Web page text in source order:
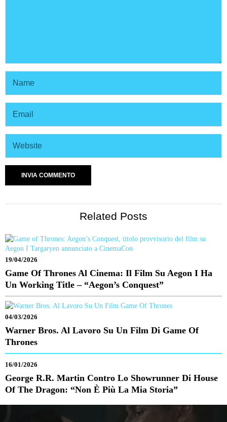
Related Posts
19/04/2026
Game Of Thrones Al Cinema: Il Film Su Aegon I Ha
Un Working Title – “Aegon’s Conquest”
04/03/2026
Warner Bros. Al Lavoro Su Un Film Di Game Of
Thrones
16/01/2026
George R.R. Martin Contro Lo Showrunner Di House
Of The Dragon: “Non È Più La Mia Storia”